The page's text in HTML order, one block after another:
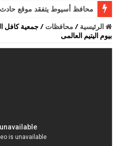
محافظ أسيوط يتفقد موقع
الرئيسية / محافظات /جمعية كافل
بيوم اليتيم العالمى